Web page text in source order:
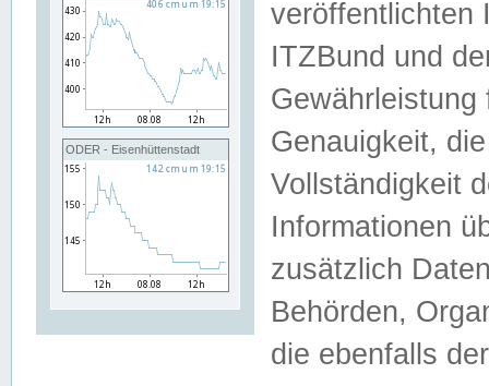
ODER - Eisenhüttenstadt
veröffentlichten
ITZBund und
Genauigkeit,
Vollständigkeit
Informationen
zusätzlich
Behörden,
die ebenfalls